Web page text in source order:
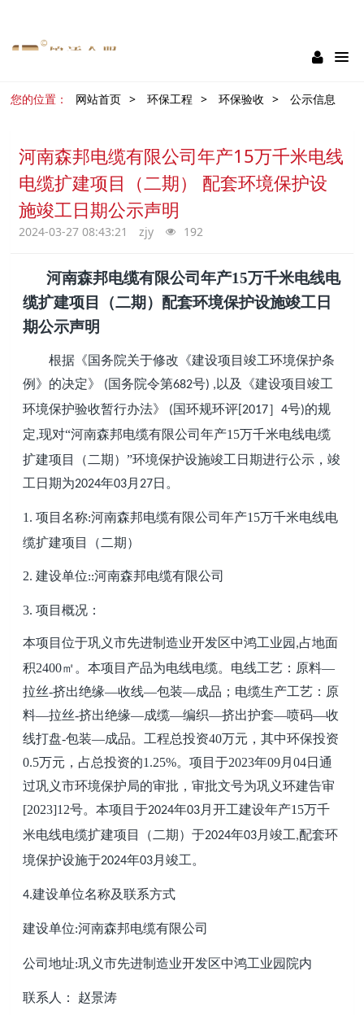
服务掌控
您的位置： 网站首页 > 环保工程 > 环保验收 > 公示信息
河南森邦电缆有限公司年产15万千米电线
电缆扩建项目（二期） 配套环境保护设
施竣工日期公示声明
2024-03-27 08:43:21 zjy 192
河南森邦电缆有限公司年产15万千米电线电
缆扩建项目
（二期 ） 配套环境保护设施竣工日
期公示声明
根据《国务院关于修改《建设项目竣工环境保护条
例》的决定》
(国务院令第682号) , 以及《建设项目竣工
环境保护验收暂行办法》 (国环规环评 [2017］4号)的规
定,现对“河南森邦电缆有限公司年产15万千米电线电缆
扩建项目
（ 二期 ）”环境保护设施竣工日期进行公示，竣
工日期为2024年03月 27日。
1.项目名称:河南森邦电缆有限公司年产15万千米电线电
缆扩建项目
（ 二期 ）
2.建设单位::河南森邦电缆有限公司
3.项目概况：
本项目位于巩义市先进制造业开发区中鸿工业园 ,占地面
积2400㎡ 。本项目产品为电线电缆。 电线工艺：原料—
拉丝-挤出绝缘—收线—包装—成品 ； 电缆生产工艺： 原
料—拉丝-挤出绝缘—成缆—编织—挤出护套—喷码—收
线打盘-包装—成品。 工程总投资40万元 ，其中环保投资
0.5万元，占总投资的1.25%。项目于2023年09月04日通
过巩义市环境保护局的审批，审批文号为巩义环建告审
[2023]12号。本项目于2024年03月开工建设年产15万千
米电线电缆扩建项目
（ 二期 ）于2024年03月竣工,配套环
境保护设施于2024年03月竣工。
4.建设单位名称及联系方式
建设单位:河南森邦电缆有限公司
公司地址:巩义市先进制造业开发区中鸿工业园院内
联系人： 赵景涛